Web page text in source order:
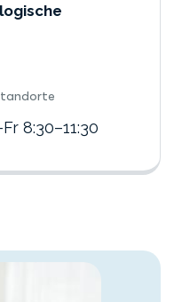
8:30–11:30